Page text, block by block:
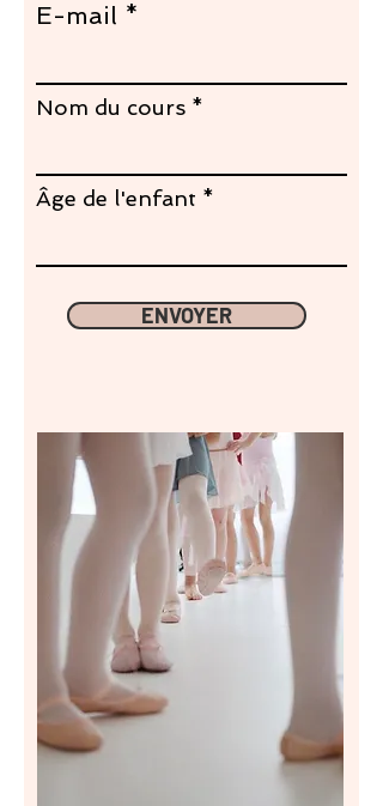
E-mail
Nom du cours
Âge de l'enfant
ENVOYER